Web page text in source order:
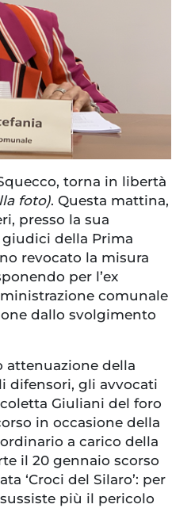
torna in libertà
foto). Questa mattina,
presso la sua
giudici della Prima
revocato la misura
per l’ex
comunale
dallo svolgimento
attenuazione della
difensori, gli avvocati
Giuliani del foro
in occasione della
a carico della
il 20 gennaio scorso
‘Croci del Silaro’: per
più il pericolo